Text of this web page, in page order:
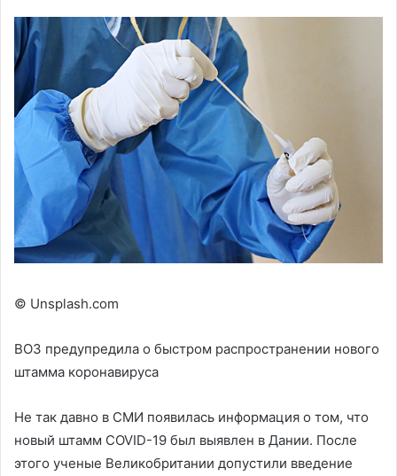
© Unsplash.com
ВОЗ предупредила о быстром распространении нового
штамма коронавируса
Не так давно в СМИ появилась информация о том, что
новый штамм COVID-19 был выявлен в Дании. После
этого ученые Великобритании допустили введение